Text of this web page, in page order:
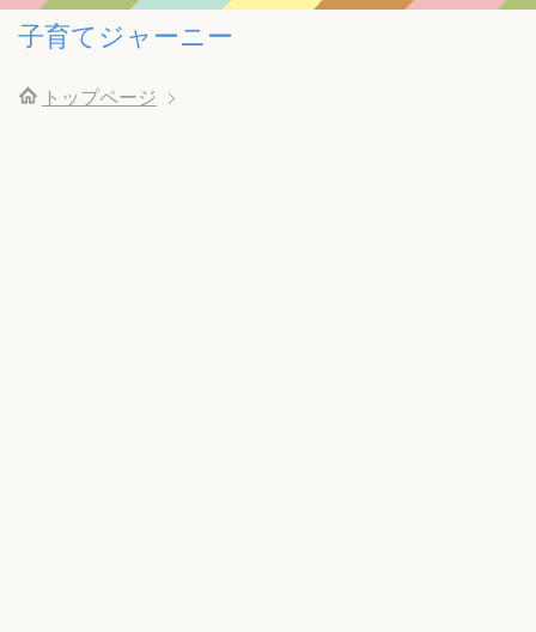
子育てジャーニー
トップページ